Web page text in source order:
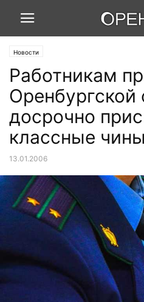
Новости
Работникам
Оренбургской
досрочно
классные чины
13.01.2006